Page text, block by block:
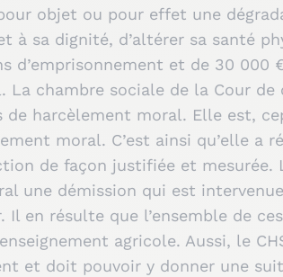
objet ou pour effet une
à sa dignité, d’altérer sa santé
d’emprisonnement et de 30 000
chambre sociale de la Cour
de harcèlement moral. Elle est,
moral. C’est ainsi qu’elle a
de façon justifiée et mesurée.
une démission qui est
Il en résulte que l’ensemble de
agricole. Aussi, le
et doit pouvoir y donner une